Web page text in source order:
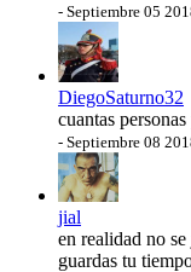
- Septiembre 05
DiegoSaturno32
cuantas
- Septiembre 08
jial
en realidad no
guardas tu